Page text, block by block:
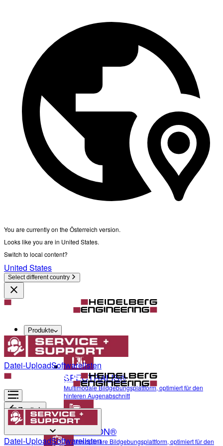
You are currently on the Österreich version.
Looks like you are in United States.
Switch to local content?
United States
Select different country
Produkte
Diagnostik und Chirurgie
SPECTRALIS®
Multimodale Bildgebungsplattform, optimiert für den
hinteren Augenabschnitt
ANTERION®
Multidisziplinäre Bildgebungsplattform, optimiert für den
Datei-UploadSoftwarelisten
Zurück
Diagnostik und Chirurgie
Datei-UploadSoftwarelisten